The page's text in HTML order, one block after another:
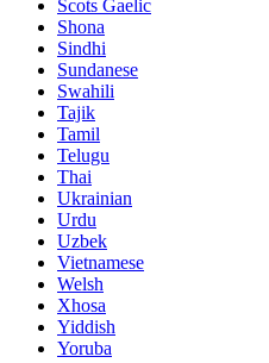
Scots Gaelic
Shona
Sindhi
Sundanese
Swahili
Tajik
Tamil
Telugu
Thai
Ukrainian
Urdu
Uzbek
Vietnamese
Welsh
Xhosa
Yiddish
Yoruba